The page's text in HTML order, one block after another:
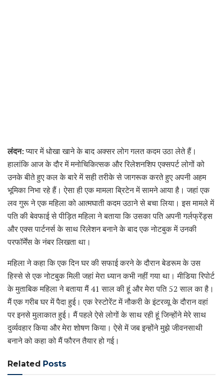
लंदन:प्यार में धोखा खाने के बाद अक्सर लोग गलत कदम उठा लेते हैं।
हालांकि आज के दौर में मनोचिकित्सक और रिलेशनशिप एक्सपर्ट लोगों को
उनके बीते हुए कल के बारे में सही तरीके से जागरूक करते हुए अपनी अहम
भूमिका निभा रहे हैं। ऐसा ही एक मामला ब्रिटेन में सामने आया है। जहां एक
लव गुरू ने एक महिला को आत्मघाती कदम उठाने से बचा लिया। इस मामले में
पति की बेवफाई से पीड़ित महिला ने बताया कि उसका पति अपनी गर्लफ्रेंड्स
और एक्स पार्टनर्स के साथ रिलेशन बनाने के बाद एक नोटबुक में उनकी
परफॉर्मेंस के नंबर लिखता था।
महिला ने कहा कि एक दिन घर की सफाई करने के दौरान बेडरूम के उस
हिस्से से एक नोटबुक मिली जहां मेरा ध्यान कभी नहीं गया था। मीडिया रिपोर्ट
के मुताबिक महिला ने बताया मैं 41 साल की हूं और मेरा पति 52 साल का है।
मैं एक गरीब घर में पैदा हुई। एक रेस्टोरेंट में नौकरी के इंटरव्यू के दौरान वहां
पर इनसे मुलाकात हुई। मैं पहले ऐसे लोगों के साथ रही हूं जिन्होंने मेरे साथ
दुर्व्यवहार किया और मेरा शोषण किया। ऐसे में जब इन्होंने मुझे जीवनसाथी
बनाने को कहा को मैं फौरन तैयार हो गई।
Related Posts